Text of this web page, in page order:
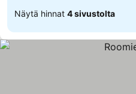
Näytä hinnat 4 sivustolta